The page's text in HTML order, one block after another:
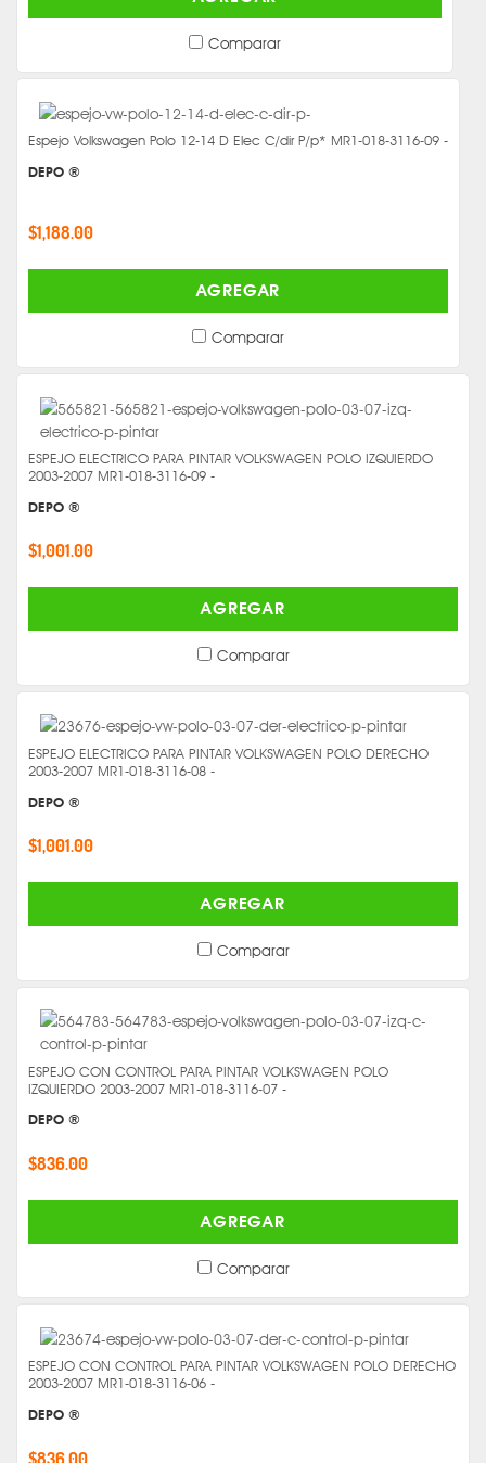
Comparar
Espejo Volkswagen Polo 12-14 D Elec C/dir P/p* MR1-018-3116-09 -
DEPO ®
$1,188.00
AGREGAR
Comparar
ESPEJO ELECTRICO PARA PINTAR VOLKSWAGEN POLO IZQUIERDO
2003-2007 MR1-018-3116-09 -
DEPO ®
$1,001.00
AGREGAR
Comparar
ESPEJO ELECTRICO PARA PINTAR VOLKSWAGEN POLO DERECHO
2003-2007 MR1-018-3116-08 -
DEPO ®
$1,001.00
AGREGAR
Comparar
ESPEJO CON CONTROL PARA PINTAR VOLKSWAGEN POLO
IZQUIERDO 2003-2007 MR1-018-3116-07 -
DEPO ®
$836.00
AGREGAR
Comparar
ESPEJO CON CONTROL PARA PINTAR VOLKSWAGEN POLO DERECHO
2003-2007 MR1-018-3116-06 -
DEPO ®